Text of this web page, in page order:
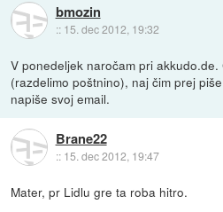
bmozin
:: 15. dec 2012, 19:32
V ponedeljek naročam pri
(razdelimo poštnino), naj čim prej
napiše svoj email.
Brane22
:: 15. dec 2012, 19:47
Mater, pr Lidlu gre ta roba hitro.